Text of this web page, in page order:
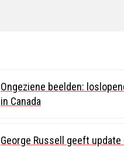
Ongeziene beelden:
in Canada
George Russell geeft